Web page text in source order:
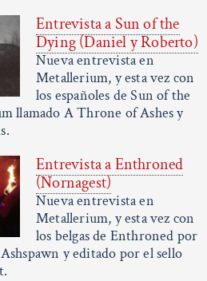
Entrevista a Sun of the
Dying (Daniel y Roberto)
Nueva entrevista en
Metallerium, y esta vez con
los españoles de Sun of the
llamado A Throne of Ashes y
Entrevista a Enthroned
(Nornagest)
Nueva entrevista en
Metallerium, y esta vez con
los belgas de Enthroned por
y editado por el sello